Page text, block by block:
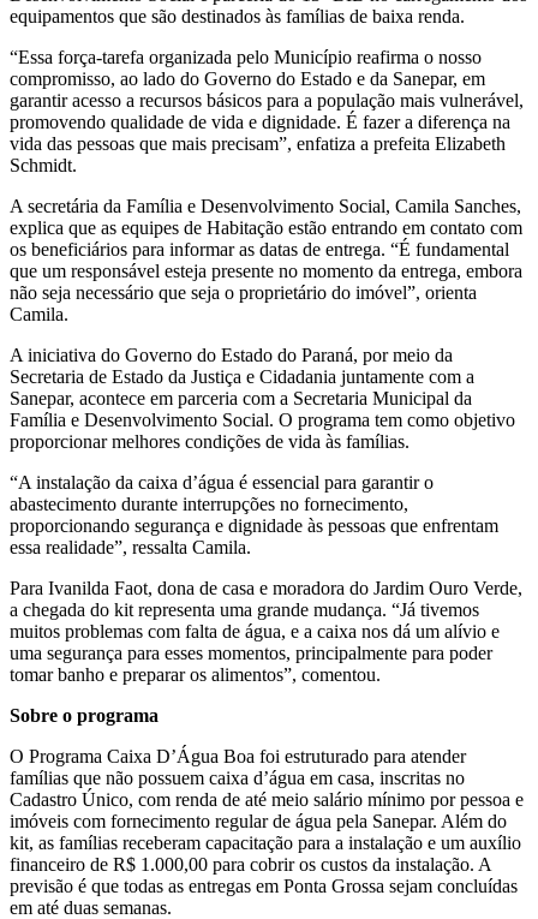
equipamentos que são destinados às famílias de baixa renda.
“Essa força-tarefa organizada pelo Município reafirma o nosso
compromisso, ao lado do Governo do Estado e da Sanepar, em
garantir acesso a recursos básicos para a população mais vulnerável,
promovendo qualidade de vida e dignidade. É fazer a diferença na
vida das pessoas que mais precisam”, enfatiza a prefeita Elizabeth
Schmidt.
A secretária da Família e Desenvolvimento Social, Camila Sanches,
explica que as equipes de Habitação estão entrando em contato com
os beneficiários para informar as datas de entrega. “É fundamental
que um responsável esteja presente no momento da entrega, embora
não seja necessário que seja o proprietário do imóvel”, orienta
Camila.
A iniciativa do Governo do Estado do Paraná, por meio da
Secretaria de Estado da Justiça e Cidadania juntamente com a
Sanepar, acontece em parceria com a Secretaria Municipal da
Família e Desenvolvimento Social. O programa tem como objetivo
proporcionar melhores condições de vida às famílias.
“A instalação da caixa d’água é essencial para garantir o
abastecimento durante interrupções no fornecimento,
proporcionando segurança e dignidade às pessoas que enfrentam
essa realidade”, ressalta Camila.
Para Ivanilda Faot, dona de casa e moradora do Jardim Ouro Verde,
a chegada do kit representa uma grande mudança. “Já tivemos
muitos problemas com falta de água, e a caixa nos dá um alívio e
uma segurança para esses momentos, principalmente para poder
tomar banho e preparar os alimentos”, comentou.
Sobre o programa
O Programa Caixa D’Água Boa foi estruturado para atender
famílias que não possuem caixa d’água em casa, inscritas no
Cadastro Único, com renda de até meio salário mínimo por pessoa e
imóveis com fornecimento regular de água pela Sanepar. Além do
kit, as famílias receberam capacitação para a instalação e um auxílio
financeiro de R$ 1.000,00 para cobrir os custos da instalação. A
previsão é que todas as entregas em Ponta Grossa sejam concluídas
em até duas semanas.